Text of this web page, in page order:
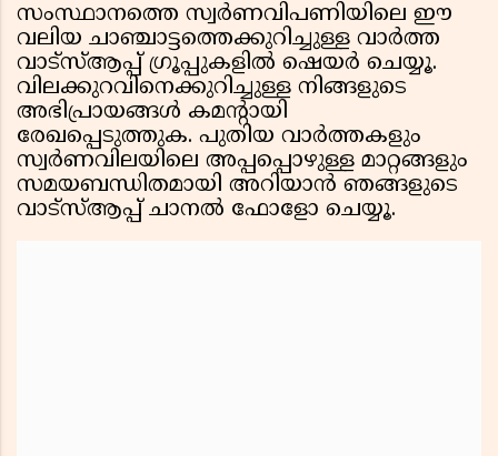
സംസ്ഥാനത്തെ സ്വർണവിപണിയിലെ ഈ
വലിയ ചാഞ്ചാട്ടത്തെക്കുറിച്ചുള്ള വാർത്ത
വാട്സ്ആപ്പ് ഗ്രൂപ്പുകളിൽ ഷെയർ ചെയ്യൂ.
വിലക്കുറവിനെക്കുറിച്ചുള്ള നിങ്ങളുടെ
അഭിപ്രായങ്ങൾ കമന്റായി
രേഖപ്പെടുത്തുക. പുതിയ വാർത്തകളും
സ്വർണവിലയിലെ അപ്പപ്പൊഴുള്ള മാറ്റങ്ങളും
സമയബന്ധിതമായി അറിയാൻ ഞങ്ങളുടെ
വാട്സ്ആപ്പ് ചാനൽ ഫോളോ ചെയ്യൂ.